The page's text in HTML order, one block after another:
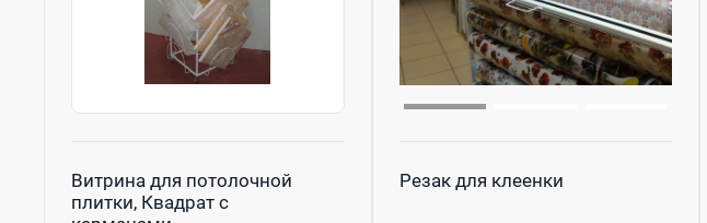
Витрина для потолочной
плитки, Квадрат с
Резак для клеенки